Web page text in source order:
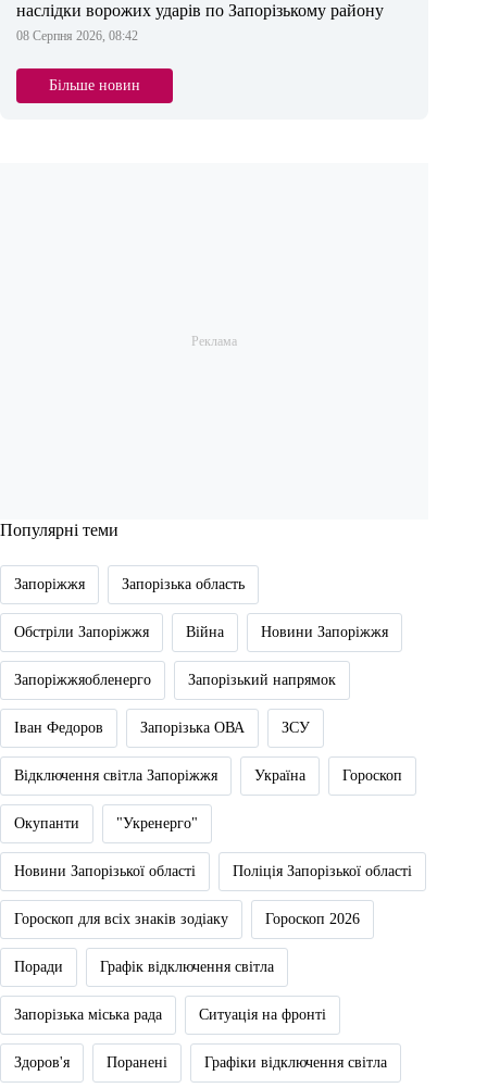
наслідки ворожих ударів по Запорізькому району
08 Серпня 2026, 08:42
Більше новин
Популярні теми
Запоріжжя Запорізька область
Обстріли Запоріжжя Війна Новини Запоріжжя
Запоріжжяобленерго Запорізький напрямок
Іван Федоров Запорізька ОВА ЗСУ
Відключення світла Запоріжжя Україна Гороскоп
Окупанти "Укренерго"
Новини Запорізької області Поліція Запорізької області
Гороскоп для всіх знаків зодіаку Гороскоп 2026
Поради Графік відключення світла
Запорізька міська рада Ситуація на фронті
Здоров'я Поранені Графіки відключення світла